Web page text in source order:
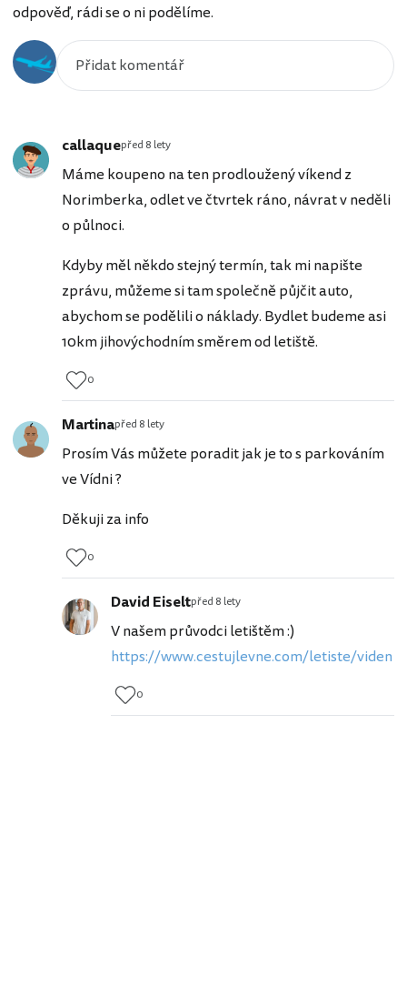
odpověď, rádi se o ni podělíme.
callaquepřed 8 lety
Máme koupeno na ten prodloužený víkend z
Norimberka, odlet ve čtvrtek ráno, návrat v neděli
o půlnoci.
Kdyby měl někdo stejný termín, tak mi napište
zprávu, můžeme si tam společně půjčit auto,
abychom se podělili o náklady. Bydlet budeme asi
10km jihovýchodním směrem od letiště.
0
Martinapřed 8 lety
Prosím Vás můžete poradit jak je to s parkováním
ve Vídni ?
Děkuji za info
0
David Eiseltpřed 8 lety
V našem průvodci letištěm :)
https://www.cestujlevne.com/letiste/viden
0